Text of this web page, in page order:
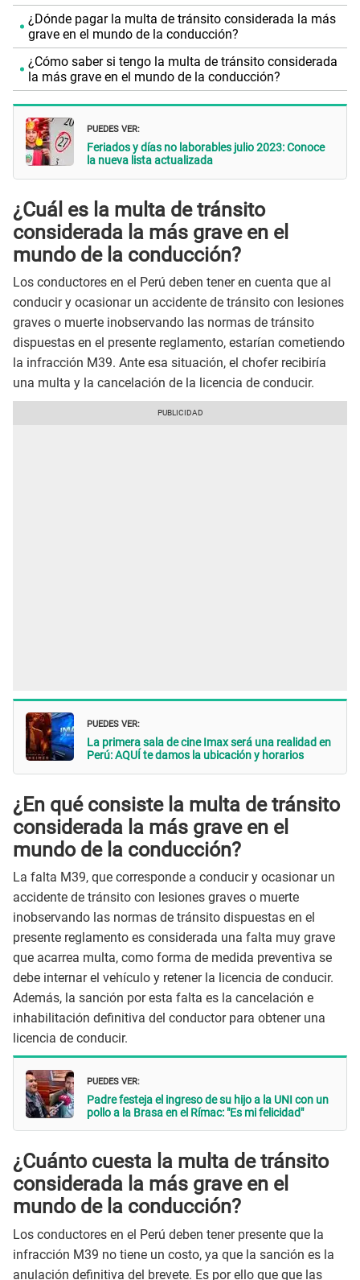
¿Dónde pagar la multa de tránsito considerada la más
grave en el mundo de la conducción?
¿Cómo saber si tengo la multa de tránsito considerada
la más grave en el mundo de la conducción?
PUEDES VER:
Feriados y días no laborables julio 2023: Conoce
la nueva lista actualizada
¿Cuál es la multa de tránsito
considerada la más grave en el
mundo de la conducción?
Los conductores en el Perú deben tener en cuenta que al
conducir y ocasionar un accidente de tránsito con lesiones
graves o muerte inobservando las normas de tránsito
dispuestas en el presente reglamento, estarían cometiendo
la infracción M39. Ante esa situación, el chofer recibiría
una multa y la cancelación de la licencia de conducir.
PUEDES VER:
La primera sala de cine Imax será una realidad en
Perú: AQUÍ te damos la ubicación y horarios
¿En qué consiste la multa de tránsito
considerada la más grave en el
mundo de la conducción?
La falta M39, que corresponde a conducir y ocasionar un
accidente de tránsito con lesiones graves o muerte
inobservando las normas de tránsito dispuestas en el
presente reglamento es considerada una falta muy grave
que acarrea multa, como forma de medida preventiva se
debe internar el vehículo y retener la licencia de conducir.
Además, la sanción por esta falta es la cancelación e
inhabilitación definitiva del conductor para obtener una
licencia de conducir.
PUEDES VER:
Padre festeja el ingreso de su hijo a la UNI con un
pollo a la Brasa en el Rímac: "Es mi felicidad"
¿Cuánto cuesta la multa de tránsito
considerada la más grave en el
mundo de la conducción?
Los conductores en el Perú deben tener presente que la
infracción M39 no tiene un costo, ya que la sanción es la
anulación definitiva del brevete. Es por ello que que las